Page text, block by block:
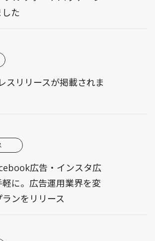
た
スリリースが掲載されま
広告・インスタ広
に。広告運用業界を変
ンをリリース